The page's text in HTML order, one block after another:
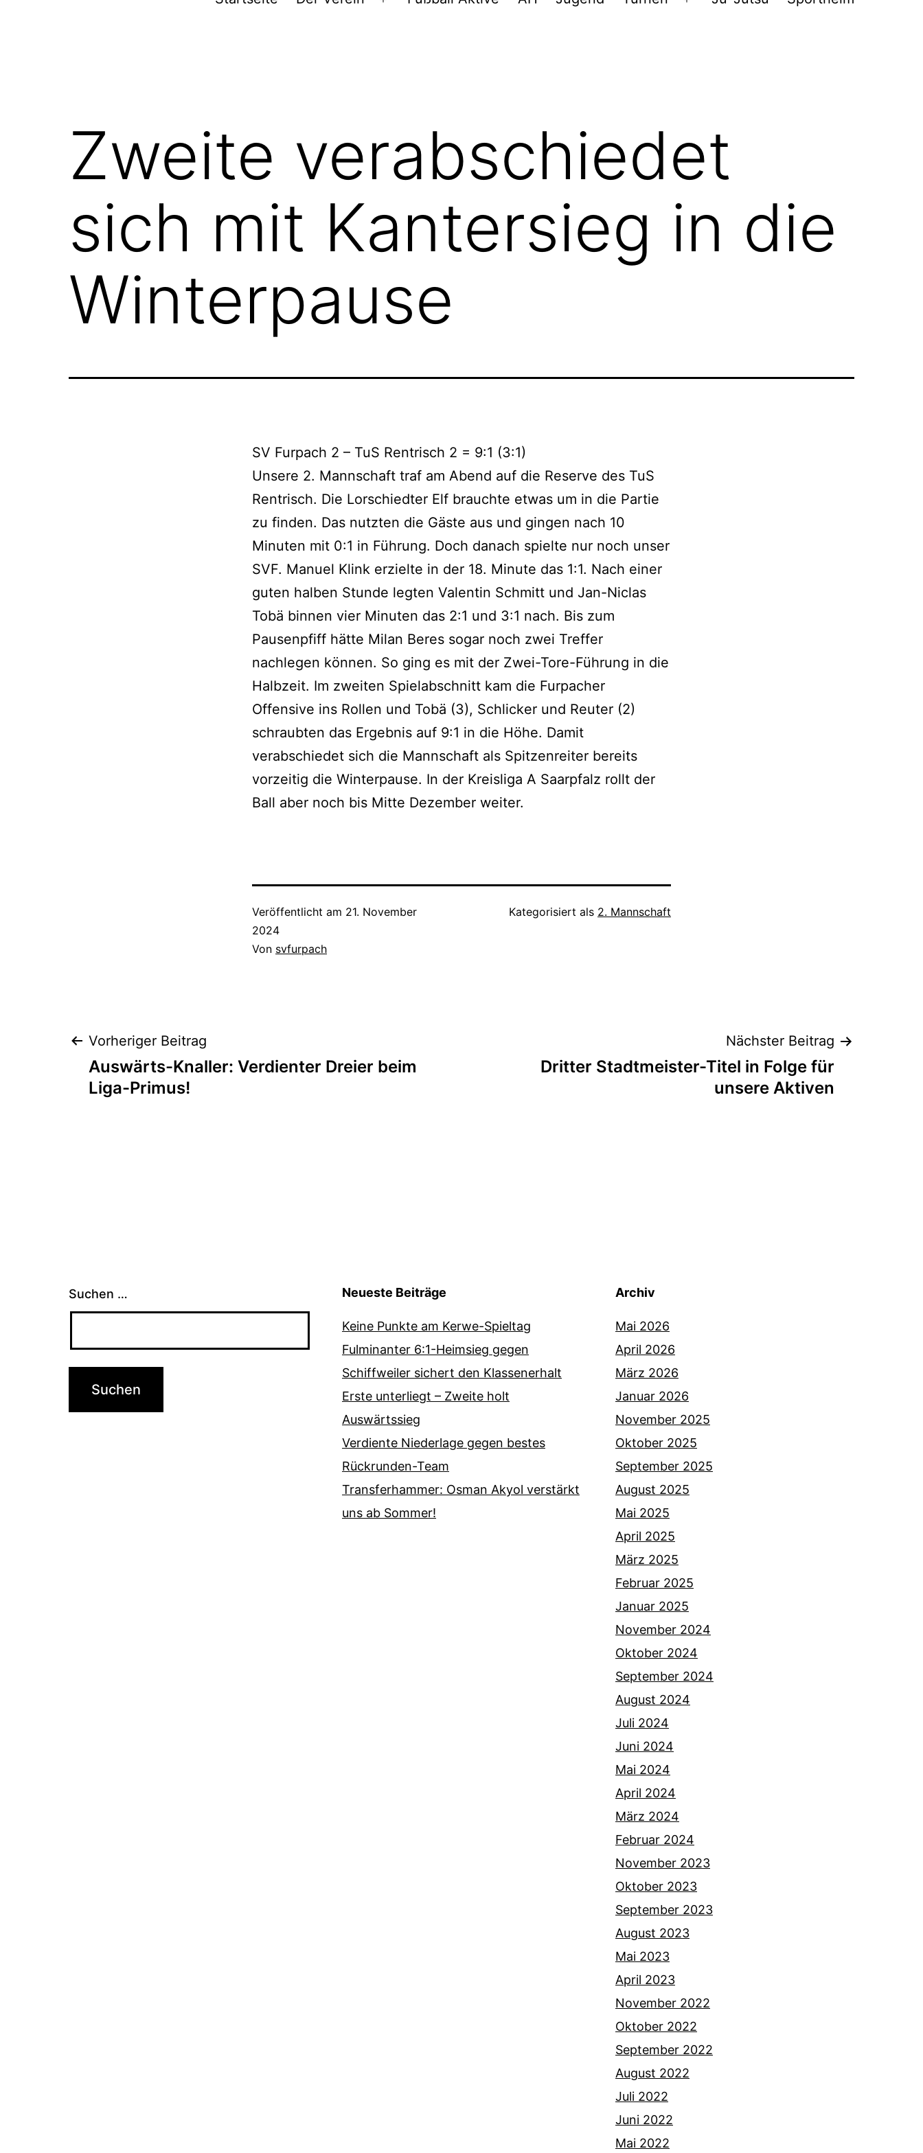
Menü
Menü
Zweite verabschiedet
sich mit Kantersieg in die
Winterpause
SV Furpach 2 – TuS Rentrisch 2 = 9:1 (3:1)
Unsere 2. Mannschaft traf am Abend auf die Reserve des TuS
Rentrisch. Die Lorschiedter Elf brauchte etwas um in die Partie
zu finden. Das nutzten die Gäste aus und gingen nach 10
Minuten mit 0:1 in Führung. Doch danach spielte nur noch unser
SVF. Manuel Klink erzielte in der 18. Minute das 1:1. Nach einer
guten halben Stunde legten Valentin Schmitt und Jan-Niclas
Tobä binnen vier Minuten das 2:1 und 3:1 nach. Bis zum
Pausenpfiff hätte Milan Beres sogar noch zwei Treffer
nachlegen können. So ging es mit der Zwei-Tore-Führung in die
Halbzeit. Im zweiten Spielabschnitt kam die Furpacher
Offensive ins Rollen und Tobä (3), Schlicker und Reuter (2)
schraubten das Ergebnis auf 9:1 in die Höhe. Damit
verabschiedet sich die Mannschaft als Spitzenreiter bereits
vorzeitig die Winterpause. In der Kreisliga A Saarpfalz rollt der
Ball aber noch bis Mitte Dezember weiter.
Veröffentlicht am 21. November
2024
Von svfurpach
Kategorisiert als 2. Mannschaft
Beitragsnavigation
Vorheriger Beitrag
Auswärts-Knaller: Verdienter Dreier beim
Liga-Primus!
Nächster Beitrag
Dritter Stadtmeister-Titel in Folge für
unsere Aktiven
Suchen … Neueste Beiträge
Keine Punkte am Kerwe-Spieltag
Fulminanter 6:1-Heimsieg gegen
Schiffweiler sichert den Klassenerhalt
Erste unterliegt – Zweite holt
Auswärtssieg
Verdiente Niederlage gegen bestes
Rückrunden-Team
Transferhammer: Osman Akyol verstärkt
uns ab Sommer!
Archiv
Mai 2026
April 2026
März 2026
Januar 2026
November 2025
Oktober 2025
September 2025
August 2025
Mai 2025
April 2025
März 2025
Februar 2025
Januar 2025
November 2024
Oktober 2024
September 2024
August 2024
Juli 2024
Juni 2024
Mai 2024
April 2024
März 2024
Februar 2024
November 2023
Oktober 2023
September 2023
August 2023
Mai 2023
April 2023
November 2022
Oktober 2022
September 2022
August 2022
Juli 2022
Juni 2022
Mai 2022